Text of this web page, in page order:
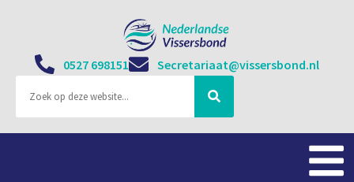
0527 698151 Secretariaat@vissersbond.nl